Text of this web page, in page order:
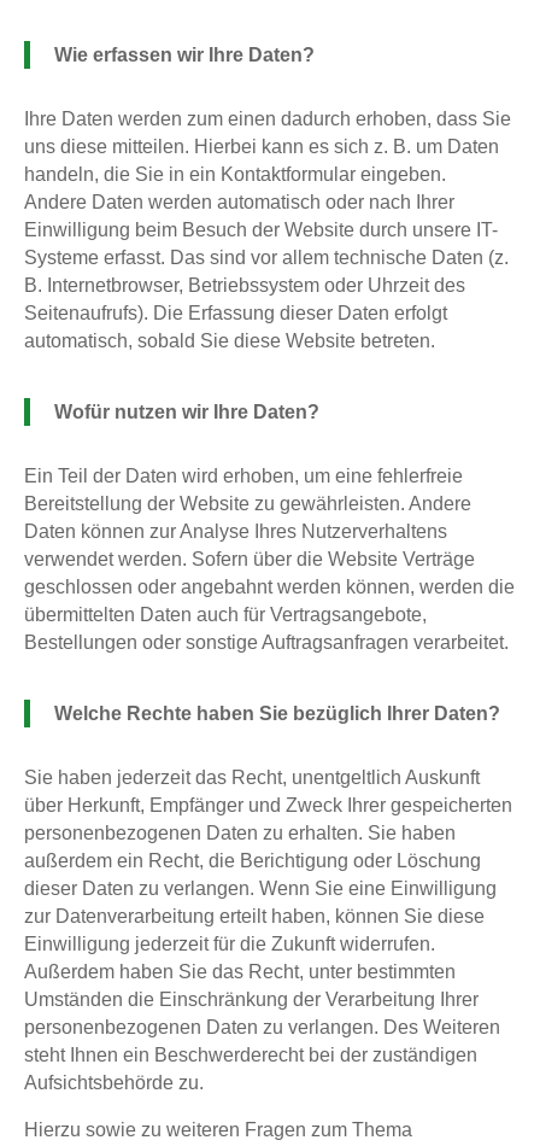
Wie erfassen wir Ihre Daten?
Ihre Daten werden zum einen dadurch erhoben, dass Sie
uns diese mitteilen. Hierbei kann es sich z. B. um Daten
handeln, die Sie in ein Kontaktformular eingeben.
Andere Daten werden automatisch oder nach Ihrer
Einwilligung beim Besuch der Website durch unsere IT-
Systeme erfasst. Das sind vor allem technische Daten (z.
B. Internetbrowser, Betriebssystem oder Uhrzeit des
Seitenaufrufs). Die Erfassung dieser Daten erfolgt
automatisch, sobald Sie diese Website betreten.
Wofür nutzen wir Ihre Daten?
Ein Teil der Daten wird erhoben, um eine fehlerfreie
Bereitstellung der Website zu gewährleisten. Andere
Daten können zur Analyse Ihres Nutzerverhaltens
verwendet werden. Sofern über die Website Verträge
geschlossen oder angebahnt werden können, werden die
übermittelten Daten auch für Vertragsangebote,
Bestellungen oder sonstige Auftragsanfragen verarbeitet.
Welche Rechte haben Sie bezüglich Ihrer Daten?
Sie haben jederzeit das Recht, unentgeltlich Auskunft
über Herkunft, Empfänger und Zweck Ihrer gespeicherten
personenbezogenen Daten zu erhalten. Sie haben
außerdem ein Recht, die Berichtigung oder Löschung
dieser Daten zu verlangen. Wenn Sie eine Einwilligung
zur Datenverarbeitung erteilt haben, können Sie diese
Einwilligung jederzeit für die Zukunft widerrufen.
Außerdem haben Sie das Recht, unter bestimmten
Umständen die Einschränkung der Verarbeitung Ihrer
personenbezogenen Daten zu verlangen. Des Weiteren
steht Ihnen ein Beschwerderecht bei der zuständigen
Aufsichtsbehörde zu.
Hierzu sowie zu weiteren Fragen zum Thema